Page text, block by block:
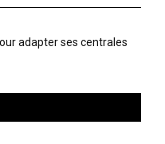
adapter ses centrales